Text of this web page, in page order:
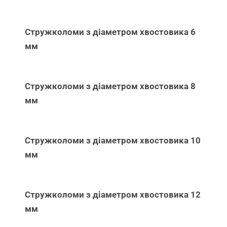
Стружколоми з діаметром хвостовика 6
мм
Стружколоми з діаметром хвостовика 8
мм
Стружколоми з діаметром хвостовика 10
мм
Стружколоми з діаметром хвостовика 12
мм